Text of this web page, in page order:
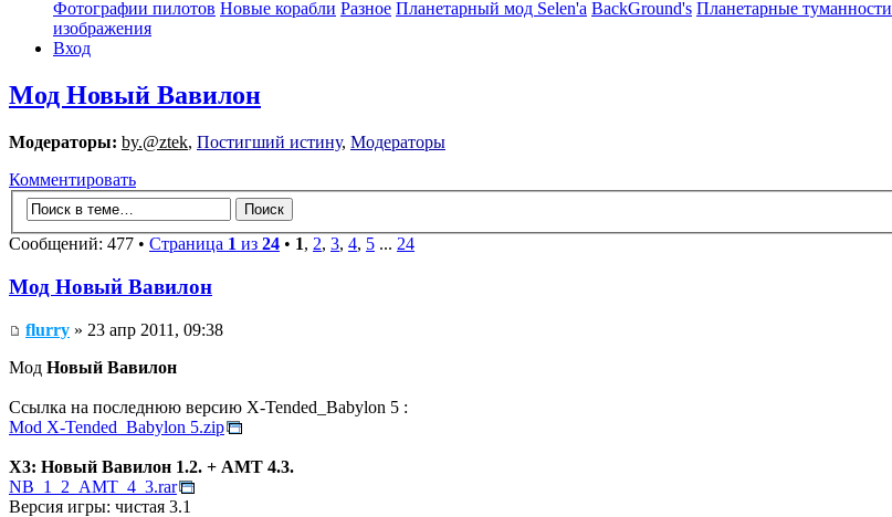
Фотографии пилотов Новые корабли Разное Планетарный мод Selen'a BackGround's Планетарные туманности
изображения
Вход
Мод Новый Вавилон
Модераторы: by.@ztek, Постигший истину, Модераторы
Комментировать
Сообщений: 477 • Страница 1 из 24 • 1, 2, 3, 4, 5 ... 24
Мод Новый Вавилон
flurry » 23 апр 2011, 09:38
Мод Новый Вавилон
Ссылка на последнюю версию Х-Tended_Babylon 5 :
Mod X-Tended_Babylon 5.zip
Х3: Новый Вавилон 1.2. + АМТ 4.3.
NB_1_2_AMT_4_3.rar
Версия игры: чистая 3.1